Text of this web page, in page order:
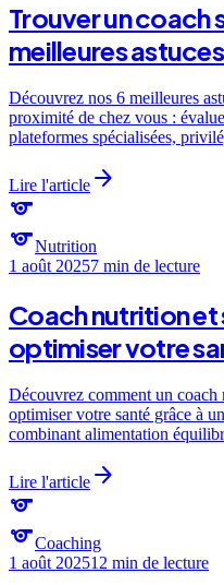
Trouver un coach
meilleures astuces
Découvrez nos 6 meilleures
proximité de chez vous :
plateformes spécialisées,
Lire l'article arrow_forward
sports
sportsNutrition
1 août 20257 min de lecture
Coach nutrition
optimiser votre
Découvrez comment un
optimiser votre santé grâce à
combinant alimentation
Lire l'article arrow_forward
sports
sportsCoaching
1 août 202512 min de lecture